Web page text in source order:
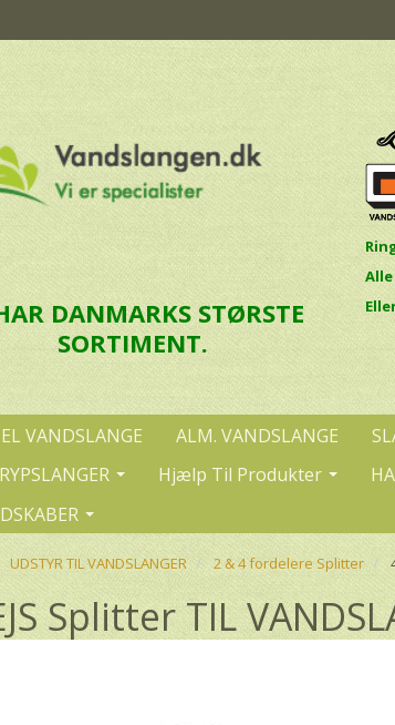
DANMARKS STØRSTE
SORTIMENT.
Alle
E
VANDSLANGE ALM. VANDSLANGE
Hjælp Til Produkter
UDSTYR TIL VANDSLANGER 2 & 4 fordelere Splitter
Splitter TIL